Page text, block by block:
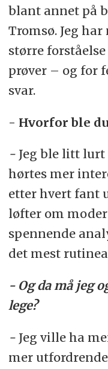
blant annet på
Tromsø. Jeg
større
prøver – og for
svar.
- Hvorfor ble
- Jeg ble litt
hørtes mer
etter hvert fant
løfter om
spennende
det mest
- Og da må jeg
lege?
- Jeg ville ha
mer